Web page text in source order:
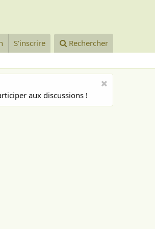
S'inscrire Rechercher
aux discussions !